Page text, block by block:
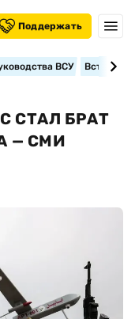
Поддержать
ВСУ
СТАЛ БРАТ
— СМИ